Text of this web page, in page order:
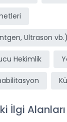
Ultrason vb.)
Hekimlik
İlgi Alanları